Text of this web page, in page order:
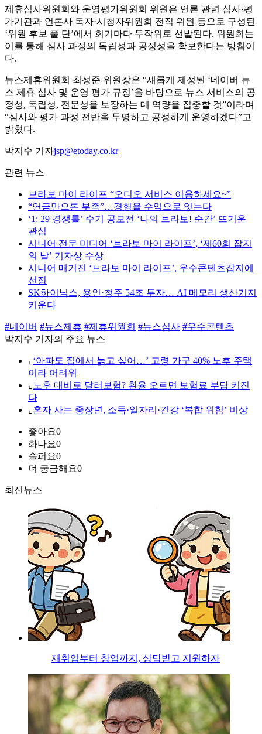
제휴심사위원회와 운영평가위원회 위원은 언론 관련 심사·평
가기관과 언론사 독자·시청자위원회 전직 위원 등으로 구성된
‘위원 후보 풀 단’에서 회기마다 무작위로 선발된다. 위원회는
이를 통해 심사 과정의 독립성과 공정성을 확보한다는 방침이
다.
뉴스제휴위원회 최성준 위원장은 “새롭게 제정된 ‘네이버 뉴
스 제휴 심사 및 운영 평가 규정’을 바탕으로 뉴스 서비스의 공
정성, 독립성, 전문성을 보장하는 데 역량을 집중할 것”이라며
“심사와 평가 과정 전반을 투명하고 공정하게 운영하겠다”고
밝혔다.
박지수 기자jsp@etoday.co.kr
관련 뉴스
브라보 마이 라이프 “오디오 서비스 이용하세요~”
“연금만으론 부족”…경험을 수익으로 잇는다
‘1: 29 경쟁률’ 수기 공모전 ‘나의 브라보! 순간’ 뜨거운
관심
시니어 전문 미디어 ‘브라보 마이 라이프’, ‘제60회 잡지
의 날’ 기자상 수상
시니어 매거진 ‘브라보 마이 라이프’, 우수콘텐츠잡지에
선정
SK하이닉스, 용인·청주 54조 투자… AI 메모리 생산기지
키운다
#네이버 #뉴스제휴 #제휴위원회 #뉴스심사 #우수콘텐츠
박지수 기자의 주요 뉴스
⌞ ‘아파도 집에서 늙고 싶어…’ 고령 가구 40% 노후 주택
이라 어려워
⌞ 노후 대비로 달러보험? 환율 오르면 보험료 부담 커진
다
⌞ 혼자 사는 중장년, 소득·일자리·건강 ‘복합 위험’ 비상
좋아요0
화나요0
슬퍼요0
더 궁금해요0
최신뉴스
재취업부터 창업까지, 상담받고 지원하자